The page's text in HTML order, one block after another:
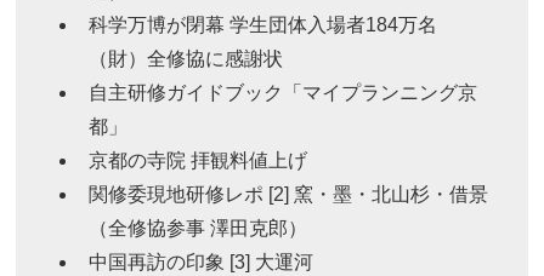
科学万博が閉幕 学生団体入場者184万名
（財）全修協に感謝状
自主研修ガイドブック「マイプランニング京
都」
京都の寺院 拝観料値上げ
関修委現地研修レポ [2] 窯・墨・北山杉・借景
（全修協参事 澤田克郎）
中国再訪の印象 [3] 大運河